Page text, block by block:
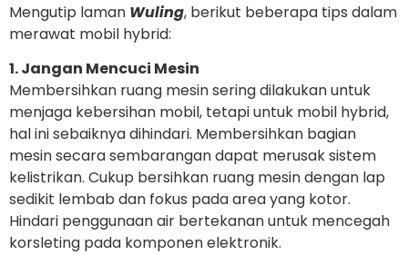
Mengutip laman Wuling, berikut beberapa tips dalam
merawat mobil hybrid:
1. Jangan Mencuci Mesin
Membersihkan ruang mesin sering dilakukan untuk
menjaga kebersihan mobil, tetapi untuk mobil hybrid,
hal ini sebaiknya dihindari. Membersihkan bagian
mesin secara sembarangan dapat merusak sistem
kelistrikan. Cukup bersihkan ruang mesin dengan lap
sedikit lembab dan fokus pada area yang kotor.
Hindari penggunaan air bertekanan untuk mencegah
korsleting pada komponen elektronik.